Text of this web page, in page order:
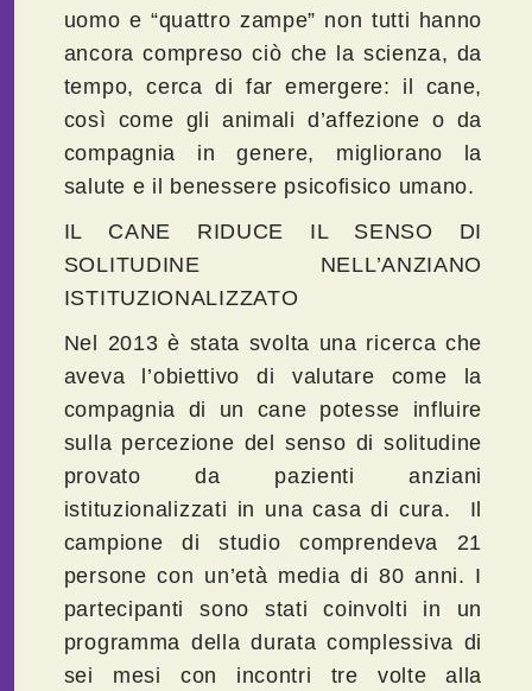
uomo e “quattro zampe” non tutti hanno
ancora compreso ciò che la scienza, da
tempo, cerca di far emergere: il cane,
così come gli animali d’affezione o da
compagnia in genere, migliorano la
salute e il benessere psicofisico umano.
IL CANE RIDUCE IL SENSO DI
SOLITUDINE NELL’ANZIANO
ISTITUZIONALIZZATO
Nel 2013 è stata svolta una ricerca che
aveva l’obiettivo di valutare come la
compagnia di un cane potesse influire
sulla percezione del senso di solitudine
provato da pazienti anziani
istituzionalizzati in una casa di cura. Il
campione di studio comprendeva 21
persone con un’età media di 80 anni. I
partecipanti sono stati coinvolti in un
programma della durata complessiva di
sei mesi con incontri tre volte alla